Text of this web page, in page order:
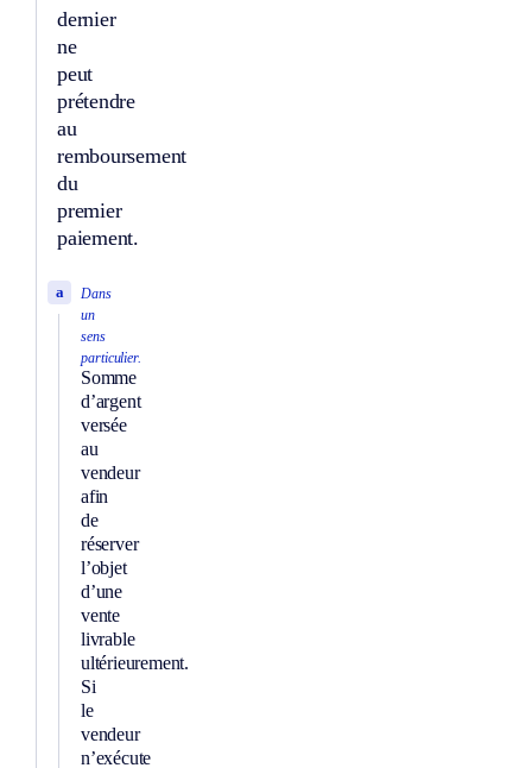
dernier
ne
peut
prétendre
au
remboursement
du
premier
paiement.
Dans
un
sens
particulier.
Somme
d’argent
versée
au
vendeur
afin
de
réserver
l’objet
d’une
vente
livrable
ultérieurement.
Si
le
vendeur
n’exécute
a